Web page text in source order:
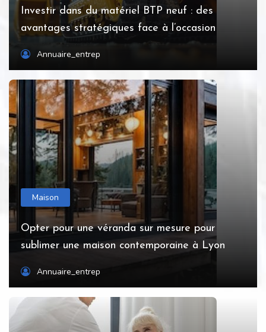
Investir dans du matériel BTP neuf : des
avantages stratégiques face à l’occasion
Annuaire_entrep
Maison
Opter pour une véranda sur mesure pour
sublimer une maison contemporaine à Lyon
Annuaire_entrep